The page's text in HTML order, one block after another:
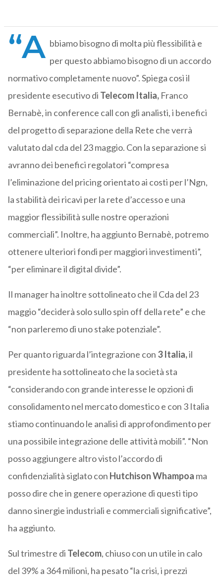
“A bbiamo bisogno di molta più flessibilità e
per questo abbiamo bisogno di un accordo
normativo completamente nuovo”. Spiega così il
presidente esecutivo di Telecom Italia,Franco
Bernabè, in conference call con gli analisti, i benefici
del progetto di separazione della Rete che verrà
valutato dal cda del 23 maggio. Con la separazione si
avranno dei benefici regolatori “compresa
l’eliminazione del pricing orientato ai costi per l’Ngn,
la stabilità dei ricavi per la rete d’accesso e una
maggior flessibilità sulle nostre operazioni
commerciali”. Inoltre, ha aggiunto Bernabè, potremo
ottenere ulteriori fondi per maggiori investimenti”,
“per eliminare il digital divide”.
Il manager ha inoltre sottolineato che il Cda del 23
maggio “deciderà solo sullo spin off della rete” e che
“non parleremo di uno stake potenziale”.
Per quanto riguarda l’integrazione con 3 Italia,il
presidente ha sottolineato che la società sta
“considerando con grande interesse le opzioni di
consolidamento nel mercato domestico e con 3 Italia
stiamo continuando le analisi di approfondimento per
una possibile integrazione delle attività mobili”. “Non
posso aggiungere altro visto l’accordo di
confidenzialità siglato con Hutchison Whampoa ma
posso dire che in genere operazione di questi tipo
danno sinergie industriali e commerciali significative”,
ha aggiunto.
Sul trimestre di Telecom, chiuso con un utile in calo
del 39% a 364 milioni, ha pesato “la crisi, i prezzi